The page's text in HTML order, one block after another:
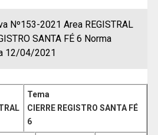
Nº153-2021 Area REGISTRAL
SANTA FÉ 6 Norma
12/04/2021
Tema
CIERRE REGISTRO SANTA FÉ
6